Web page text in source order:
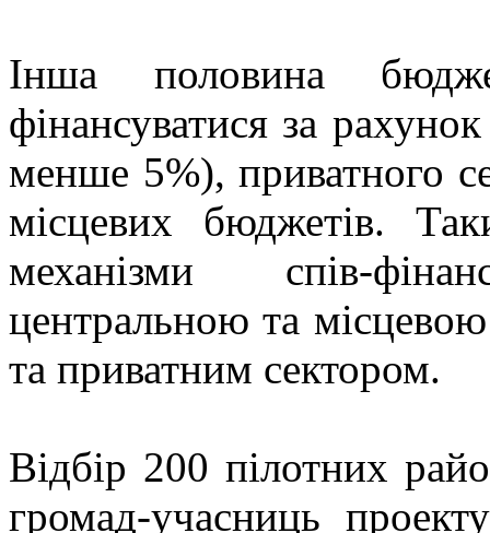
Інша половина
фінансуватися за
менше 5%), приватного
місцевих бюджетів.
механізми спів-
центральною та
та приватним сектором.
Відбір 200 пілотних
громад-учасниць